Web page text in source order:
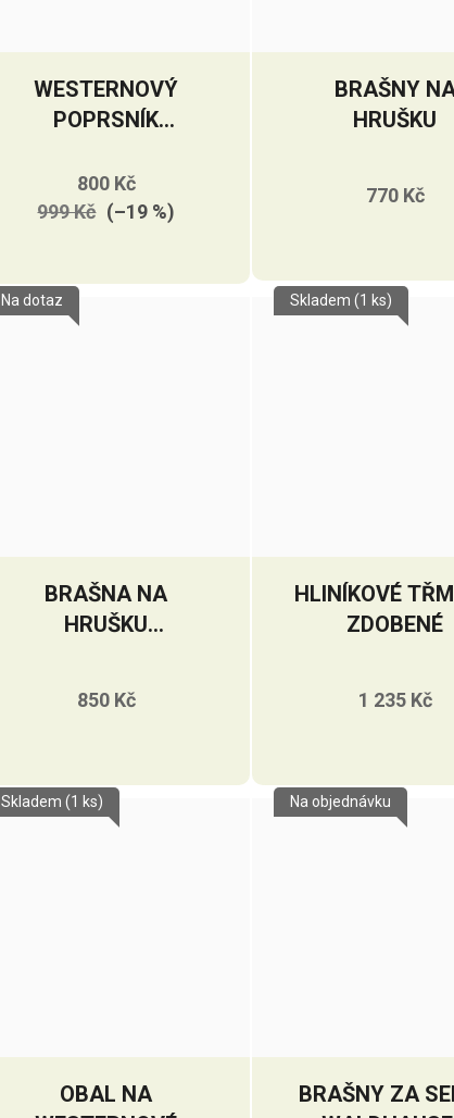
WESTERNOVÝ
POPRSNÍK
STŘÍBRNÝM
DRÁTKEM
800 Kč
999 Kč (–19 %)
BRAŠNY
HRUŠKU
770 Kč
BRAŠNA NA
HRUŠKU
Na dotaz
850 Kč
HLINÍKOVÉ
ZDOBENÉ
Skladem (1 ks)
1 235 Kč
OBAL NA
Skladem (1 ks)
BRAŠNY ZA
Na objednávku